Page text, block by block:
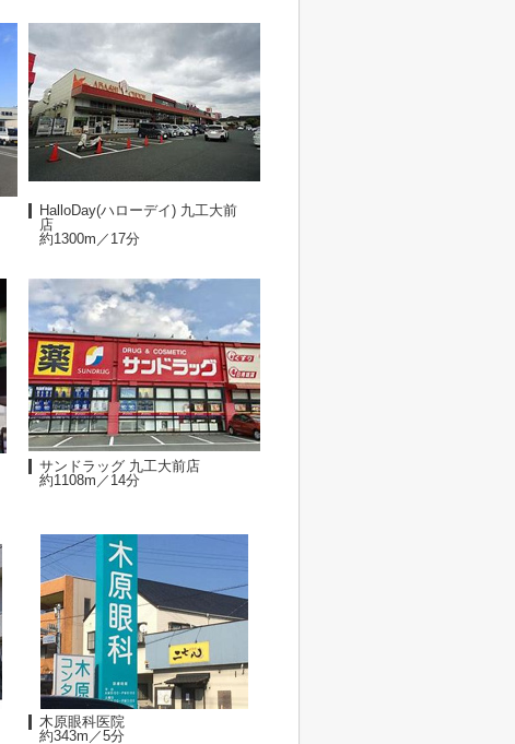
HalloDay(ハローデイ) 九工大前
店
約1300m／17分
サンドラッグ 九工大前店
約1108m／14分
木原眼科医院
約343m／5分